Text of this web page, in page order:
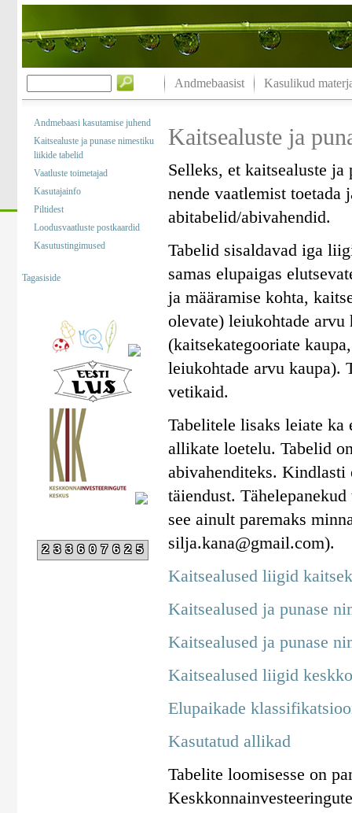
Andmebaasist Kasulikud
Andmebaasi kasutamise juhend
Kaitsealuste ja punase nimestiku
liikide tabelid
Vaatluste toimetajad
Kasutajainfo
Piltidest
Loodusvaatluste postkaardid
Kasutustingimused
Tagasiside
233607625
Kaitsealuste ja
Selleks, et kaitsealuste
nende vaatlemist toetada
abitabelid/abivahendid.
Tabelid sisaldavad iga
samas elupaigas
ja määramise kohta,
olevate) leiukohtade arvu
(kaitsekategooriate
leiukohtade arvu kaupa).
vetikaid.
Tabelitele lisaks leiate
allikate loetelu. Tabelid
abivahenditeks. Kindlasti
täiendust.
see ainult paremaks
silja.kana@gmail.com).
Kaitsealused liigid
Kaitsealused ja punase
Kaitsealused ja punase
Kaitsealused liigid
Elupaikade
Kasutatud allikad
Tabelite loomisesse on